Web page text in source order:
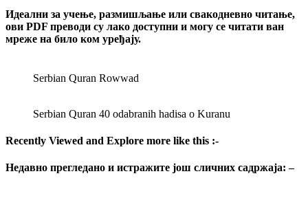
Идеални за учење, размишљање или свакодневно читање,
ови PDF преводи су лако доступни и могу се читати ван
мреже на било ком уређају.
Serbian Quran Rowwad
Serbian Quran 40 odabranih hadisa o Kuranu
Recently Viewed and Explore more like this :-
Недавно прегледано и истражите још сличних садржаја: –